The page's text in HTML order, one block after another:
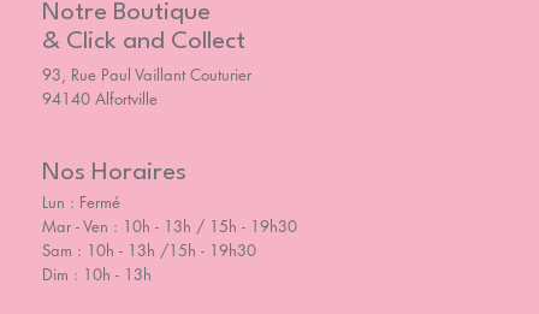
Notre Boutique
& Click and Collect
93, Rue Paul Vaillant Couturier
94140 Alfortville
Nos Horaires
Lun : Fermé
Mar - Ven : 10h - 13h / 15h - 19h30
Sam : 10h - 13h /15h - 19h30
Dim : 10h - 13h